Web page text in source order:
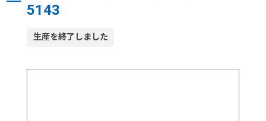
5143
生産を終了しました